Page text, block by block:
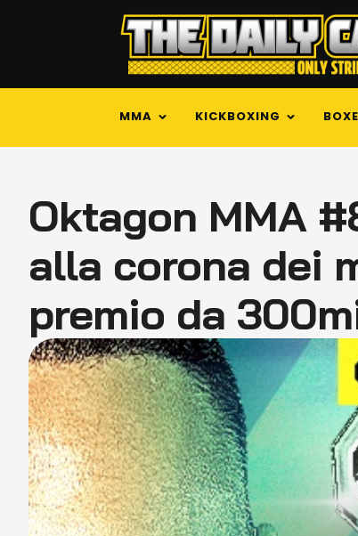
MMA KICKBOXING BOXE
Oktagon MMA
alla corona dei
premio da